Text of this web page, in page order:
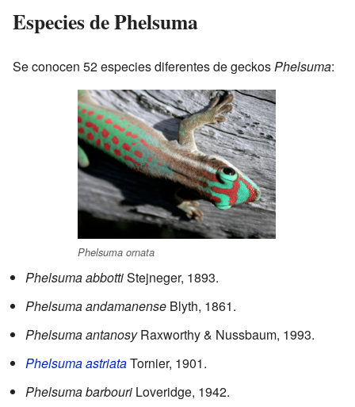
Especies de Phelsuma
Se conocen 52 especies diferentes de geckosPhelsuma:
Phelsuma ornata
Phelsuma abbottiStejneger, 1893.
Phelsuma andamanense Blyth, 1861.
Phelsuma antanosyRaxworthy & Nussbaum, 1993.
Phelsuma astriataTornier, 1901.
Phelsuma barbouri Loveridge, 1942.